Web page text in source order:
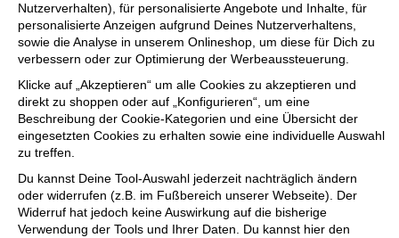
Nutzerverhalten), für personalisierte Angebote und Inhalte, für
personalisierte Anzeigen aufgrund Deines Nutzerverhaltens,
sowie die Analyse in unserem Onlineshop, um diese für Dich zu
verbessern oder zur Optimierung der Werbeaussteuerung.
Klicke auf „Akzeptieren“ um alle Cookies zu akzeptieren und
direkt zu shoppen oder auf „Konfigurieren“, um eine
Beschreibung der Cookie-Kategorien und eine Übersicht der
eingesetzten Cookies zu erhalten sowie eine individuelle Auswahl
zu treffen.
Du kannst Deine Tool-Auswahl jederzeit nachträglich ändern
oder widerrufen (z.B. im Fußbereich unserer Webseite). Der
Widerruf hat jedoch keine Auswirkung auf die bisherige
Verwendung der Tools und Ihrer Daten. Du kannst hier den